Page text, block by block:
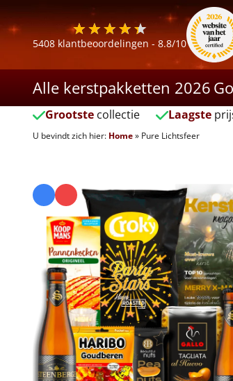
5408 klantbeoordelingen - 8.8/10
Alle kerstpakketten 2026
Grootste collectie Laagste
U bevindt zich hier: Home» Pure Lichtsfeer